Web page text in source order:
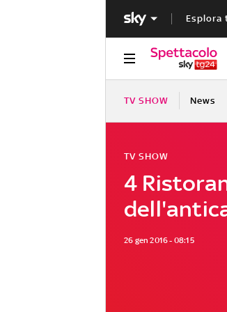
Esplora
TV SHOW News
4
TV SHOW
26 gen 2016 - 08:15